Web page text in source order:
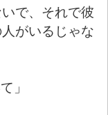
で、それで彼
がいるじゃな
」